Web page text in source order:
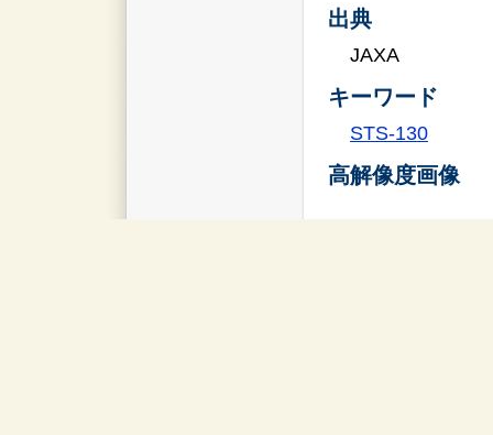
出典
JAXA
キーワード
STS-130
高解像度画像